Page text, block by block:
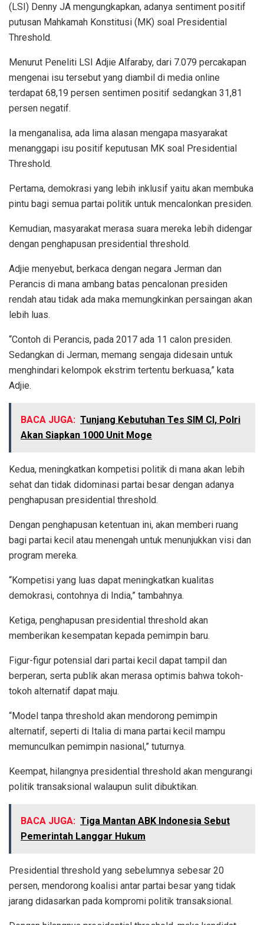
(LSI) Denny JA mengungkapkan, adanya sentiment positif
putusan Mahkamah Konstitusi (MK) soal Presidential
Threshold.
Menurut Peneliti LSI Adjie Alfaraby, dari 7.079 percakapan
mengenai isu tersebut yang diambil di media online
terdapat 68,19 persen sentimen positif sedangkan 31,81
persen negatif.
Ia menganalisa, ada lima alasan mengapa masyarakat
menanggapi isu positif keputusan MK soal Presidential
Threshold.
Pertama, demokrasi yang lebih inklusif yaitu akan membuka
pintu bagi semua partai politik untuk mencalonkan presiden.
Kemudian, masyarakat merasa suara mereka lebih didengar
dengan penghapusan presidential threshold.
Adjie menyebut, berkaca dengan negara Jerman dan
Perancis di mana ambang batas pencalonan presiden
rendah atau tidak ada maka memungkinkan persaingan akan
lebih luas.
“Contoh di Perancis, pada 2017 ada 11 calon presiden.
Sedangkan di Jerman, memang sengaja didesain untuk
menghindari kelompok ekstrim tertentu berkuasa,” kata
Adjie.
BACA JUGA: Tunjang Kebutuhan Tes SIM CI, Polri
Akan Siapkan 1000 Unit Moge
Kedua, meningkatkan kompetisi politik di mana akan lebih
sehat dan tidak didominasi partai besar dengan adanya
penghapusan presidential threshold.
Dengan penghapusan ketentuan ini, akan memberi ruang
bagi partai kecil atau menengah untuk menunjukkan visi dan
program mereka.
“Kompetisi yang luas dapat meningkatkan kualitas
demokrasi, contohnya di India,” tambahnya.
Ketiga, penghapusan presidential threshold akan
memberikan kesempatan kepada pemimpin baru.
Figur-figur potensial dari partai kecil dapat tampil dan
berperan, serta publik akan merasa optimis bahwa tokoh-
tokoh alternatif dapat maju.
“Model tanpa threshold akan mendorong pemimpin
alternatif, seperti di Italia di mana partai kecil mampu
memunculkan pemimpin nasional,” tuturnya.
Keempat, hilangnya presidential threshold akan mengurangi
politik transaksional walaupun sulit dibuktikan.
BACA JUGA: Tiga Mantan ABK Indonesia Sebut
Pemerintah Langgar Hukum
Presidential threshold yang sebelumnya sebesar 20
persen, mendorong koalisi antar partai besar yang tidak
jarang didasarkan pada kompromi politik transaksional.